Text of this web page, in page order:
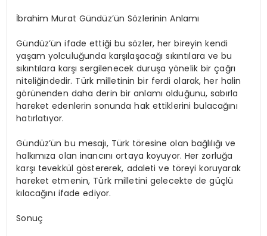
İbrahim Murat Gündüz’ün Sözlerinin Anlamı
Gündüz’ün ifade ettiği bu sözler, her bireyin kendi
yaşam yolculuğunda karşılaşacağı sıkıntılara ve bu
sıkıntılara karşı sergilenecek duruşa yönelik bir çağrı
niteliğindedir. Türk milletinin bir ferdi olarak, her halin
görünenden daha derin bir anlamı olduğunu, sabırla
hareket edenlerin sonunda hak ettiklerini bulacağını
hatırlatıyor.
Gündüz’ün bu mesajı, Türk töresine olan bağlılığı ve
halkımıza olan inancını ortaya koyuyor. Her zorluğa
karşı tevekkül göstererek, adaleti ve töreyi koruyarak
hareket etmenin, Türk milletini gelecekte de güçlü
kılacağını ifade ediyor.
Sonuç